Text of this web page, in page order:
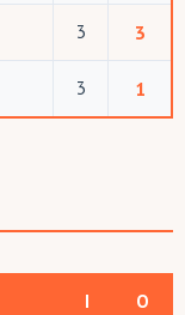
3 3
3 1
І О